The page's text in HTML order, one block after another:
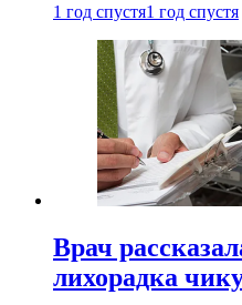
1 год спустя1 год спустя
Врач
лихорадка